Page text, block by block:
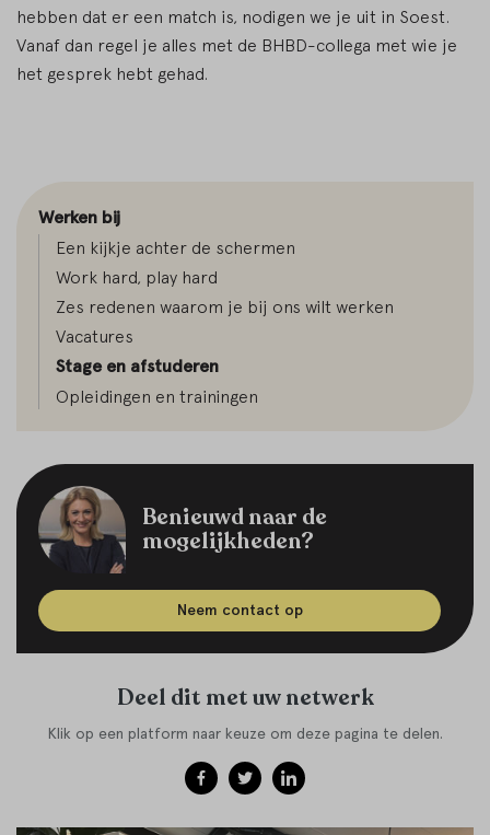
hebben dat er een match is, nodigen we je uit in Soest.
Vanaf dan regel je alles met de BHBD-collega met wie je
het gesprek hebt gehad.
Werken bij
Een kijkje achter de schermen
Work hard, play hard
Zes redenen waarom je bij ons wilt werken
Vacatures
Stage en afstuderen
Opleidingen en trainingen
Benieuwd naar de
mogelijkheden?
Neem contact op
Deel dit met uw netwerk
Klik op een platform naar keuze om deze pagina te delen.